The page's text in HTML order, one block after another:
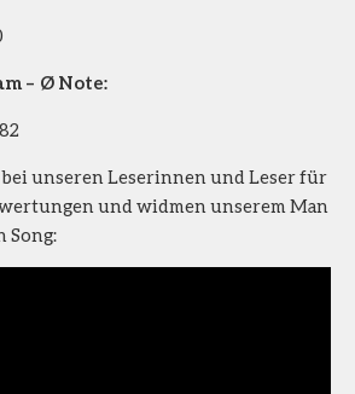
– Ø Note:
unseren Leserinnen und Leser für
und widmen unserem Man
Song: